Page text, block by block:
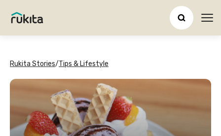
Rukita Stories/Tips & Lifestyle